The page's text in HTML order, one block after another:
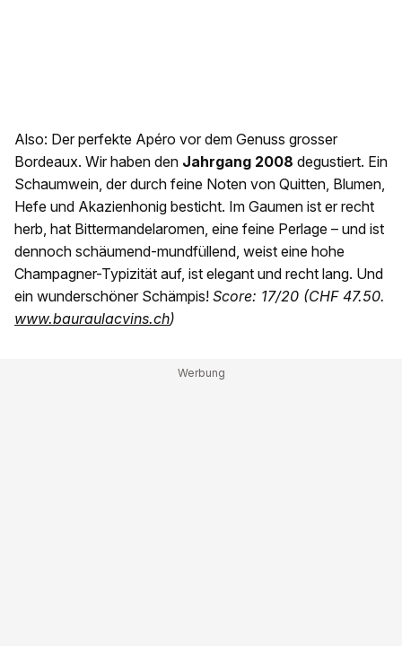
Also: Der perfekte Apéro vor dem Genuss grosser
Bordeaux. Wir haben den Jahrgang 2008 degustiert. Ein
Schaumwein, der durch feine Noten von Quitten, Blumen,
Hefe und Akazienhonig besticht. Im Gaumen ist er recht
herb, hat Bittermandelaromen, eine feine Perlage – und ist
dennoch schäumend-mundfüllend, weist eine hohe
Champagner-Typizität auf, ist elegant und recht lang. Und
ein wunderschöner Schämpis! Score: 17/20 (CHF 47.50.
www.bauraulacvins.ch)